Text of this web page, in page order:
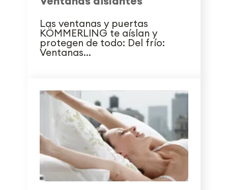
Las ventanas y puertas
KÖMMERLING te aíslan y
protegen de todo: Del frío:
Ventanas...